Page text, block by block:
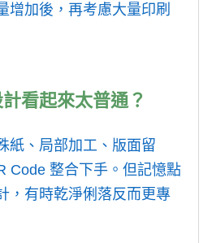
增加後，再考慮大量印刷
看起來太普通？
紙、局部加工、版面留
Code 整合下手。但記憶點
，有時乾淨俐落反而更專